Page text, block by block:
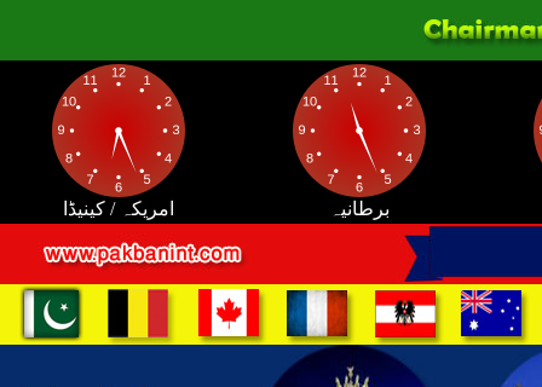
امریکہ / کینیڈا برطانیہ